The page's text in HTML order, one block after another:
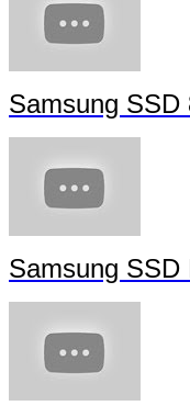
Samsung SSD
Samsung SSD